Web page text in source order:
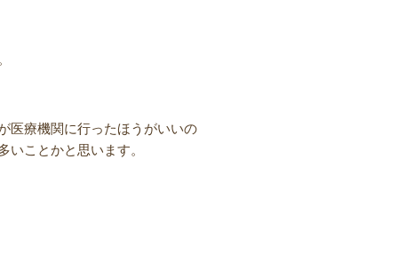
医療機関に行ったほうがいいの
ことかと思います。